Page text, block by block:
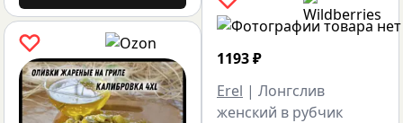
1193₽
Erel | Лонгслив
женский в рубчик